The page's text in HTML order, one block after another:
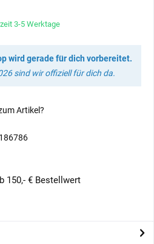
3-5 Werktage
wird gerade für dich vorbereitet.
sind wir offiziell für dich da.
Artikel?
150,- € Bestellwert